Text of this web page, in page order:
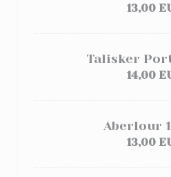
13,00
Talisker
14,00
Aberlour
13,00